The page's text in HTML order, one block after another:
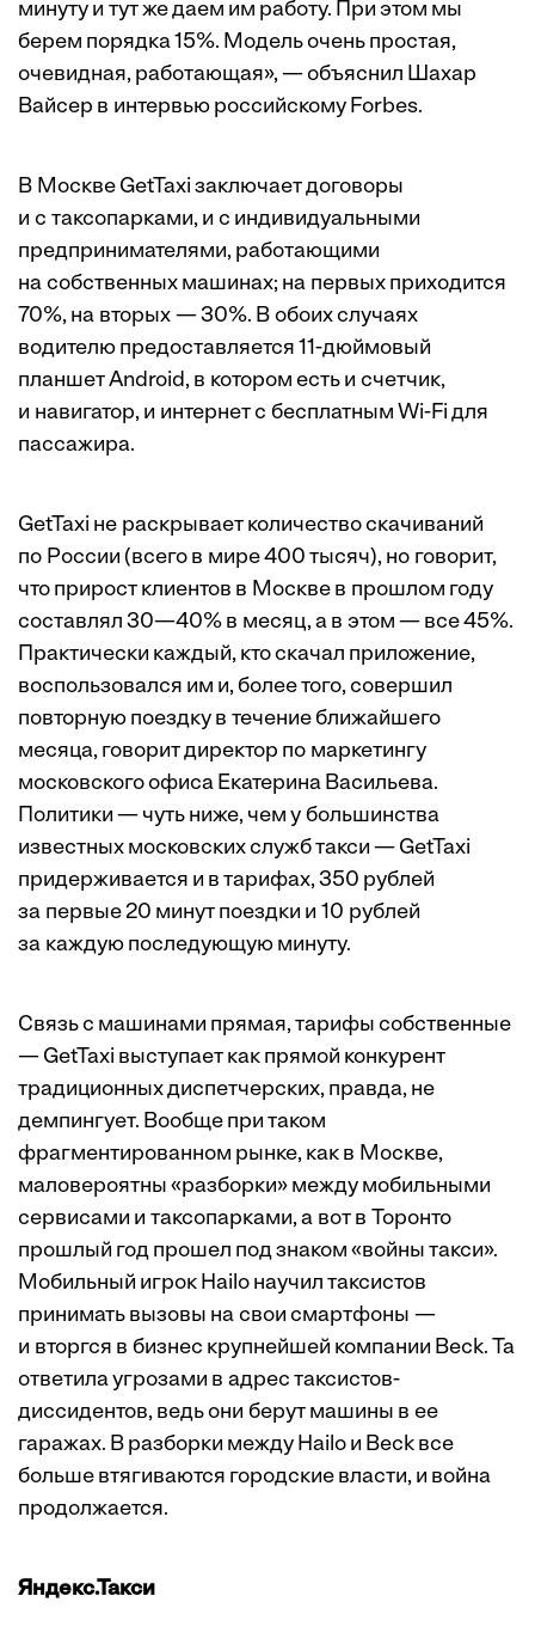
минуту и тут же даем им работу. При этом мы
берем порядка 15%. Модель очень простая,
очевидная, работающая», — объяснил Шахар
Вайсер в интервью российскому Forbes.
В Москве GetTaxi заключает договоры
и с таксопарками, и с индивидуальными
предпринимателями, работающими
на собственных машинах; на первых приходится
70%, на вторых — 30%. В обоих случаях
водителю предоставляется 11-дюймовый
планшет Android, в котором есть и счетчик,
и навигатор, и интернет с бесплатным Wi-Fi для
пассажира.
GetTaxi не раскрывает количество скачиваний
по России (всего в мире 400 тысяч), но говорит,
что прирост клиентов в Москве в прошлом году
составлял 30—40% в месяц, а в этом — все 45%.
Практически каждый, кто скачал приложение,
воспользовался им и, более того, совершил
повторную поездку в течение ближайшего
месяца, говорит директор по маркетингу
московского офиса Екатерина Васильева.
Политики — чуть ниже, чем у большинства
известных московских служб такси — GetTaxi
придерживается и в тарифах, 350 рублей
за первые 20 минут поездки и 10 рублей
за каждую последующую минуту.
Связь с машинами прямая, тарифы собственные
— GetTaxi выступает как прямой конкурент
традиционных диспетчерских, правда, не
демпингует. Вообще при таком
фрагментированном рынке, как в Москве,
маловероятны «разборки» между мобильными
сервисами и таксопарками, а вот в Торонто
прошлый год прошел под знаком «войны такси».
Мобильный игрок Hailo научил таксистов
принимать вызовы на свои смартфоны —
и вторгся в бизнес крупнейшей компании Beck. Та
ответила угрозами в адрес таксистов-
диссидентов, ведь они берут машины в ее
гаражах. В разборки между Hailo и Beck все
больше втягиваются городские власти, и война
продолжается.
Яндекс.Такси